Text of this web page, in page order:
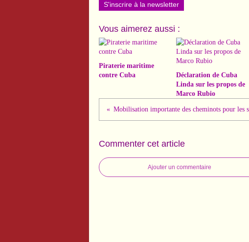
S'inscrire à la newsletter
Vous aimerez aussi :
Piraterie maritime
contre Cuba
Déclaration de Cuba
Linda sur les propos de
Marco Rubio
Commenter cet article
Ajouter un commentaire